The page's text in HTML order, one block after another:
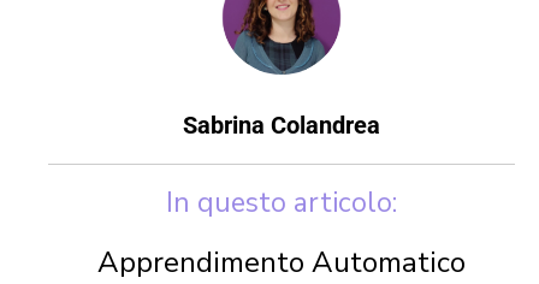
Sabrina Colandrea
In questo articolo:
Apprendimento Automatico